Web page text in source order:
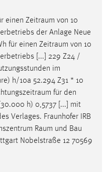
einen Zeitraum von 10
der Anlage Neue
für einen Zeitraum von 10
[...] 229 Z24 /
im
h/10a 52.294 Z31 * 10
für den
h) 0,5737 [...] mit
Verlages. Fraunhofer IRB
Raum und Bau
Nobelstraße 12 70569